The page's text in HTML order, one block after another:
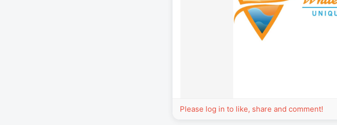
Please log in to like, share and comment!